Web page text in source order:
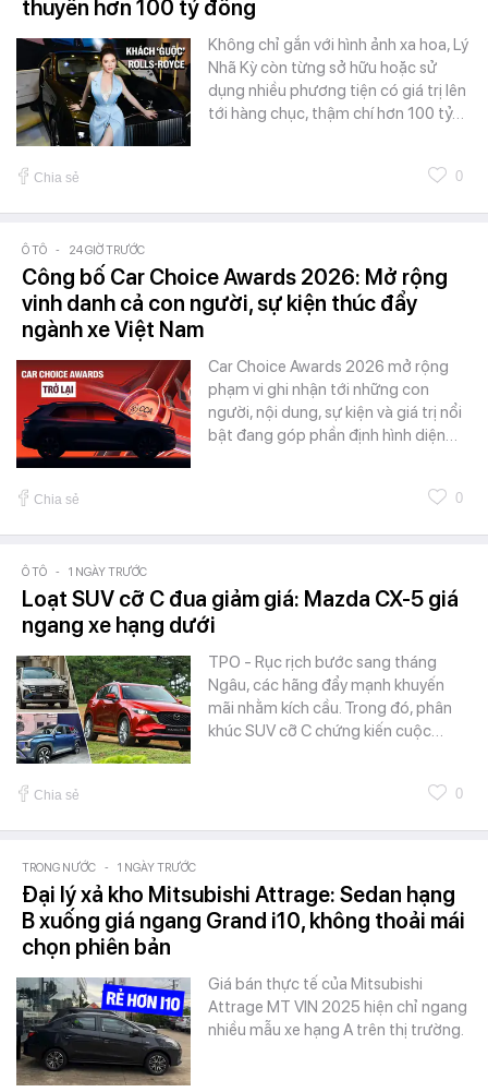
thuyền hơn 100 tỷ đồng
Không chỉ gắn với hình ảnh xa hoa, Lý
Nhã Kỳ còn từng sở hữu hoặc sử
dụng nhiều phương tiện có giá trị lên
tới hàng chục, thậm chí hơn 100 tỷ…
Chia sẻ 0
Ô TÔ - 24 GIỜ TRƯỚC
Công bố Car Choice Awards 2026: Mở rộng
vinh danh cả con người, sự kiện thúc đẩy
ngành xe Việt Nam
Car Choice Awards 2026 mở rộng
phạm vi ghi nhận tới những con
người, nội dung, sự kiện và giá trị nổi
bật đang góp phần định hình diện…
Chia sẻ 0
Ô TÔ - 1 NGÀY TRƯỚC
Loạt SUV cỡ C đua giảm giá: Mazda CX-5 giá
ngang xe hạng dưới
TPO - Rục rịch bước sang tháng
Ngâu, các hãng đẩy mạnh khuyến
mãi nhằm kích cầu. Trong đó, phân
khúc SUV cỡ C chứng kiến cuộc…
Chia sẻ 0
TRONG NƯỚC - 1 NGÀY TRƯỚC
Đại lý xả kho Mitsubishi Attrage: Sedan hạng
B xuống giá ngang Grand i10, không thoải mái
chọn phiên bản
Giá bán thực tế của Mitsubishi
Attrage MT VIN 2025 hiện chỉ ngang
nhiều mẫu xe hạng A trên thị trường.